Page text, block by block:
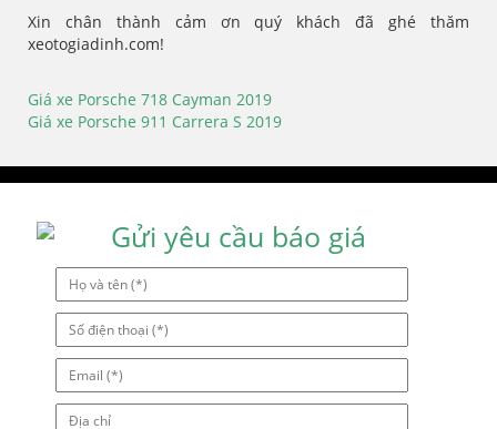
Xin chân thành cảm ơn quý khách đã ghé thăm
xeotogiadinh.com!
Điều
hướng
viết
Giá xe Porsche 718 Cayman 2019
Giá xe Porsche 911 Carrera S 2019
Gửi yêu cầu báo giá